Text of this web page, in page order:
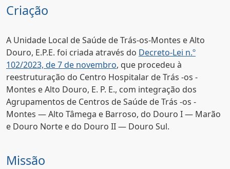
Criação
A Unidade Local de Saúde de Trás-os-Montes e Alto
Douro, E.P.E. foi criada através do Decreto-Lei n.º
102/2023, de 7 de novembro, que procedeu à
reestruturação do Centro Hospitalar de Trás -os -
Montes e Alto Douro, E. P. E., com integração dos
Agrupamentos de Centros de Saúde de Trás -os -
Montes — Alto Tâmega e Barroso, do Douro I — Marão
e Douro Norte e do Douro II — Douro Sul.
Missão